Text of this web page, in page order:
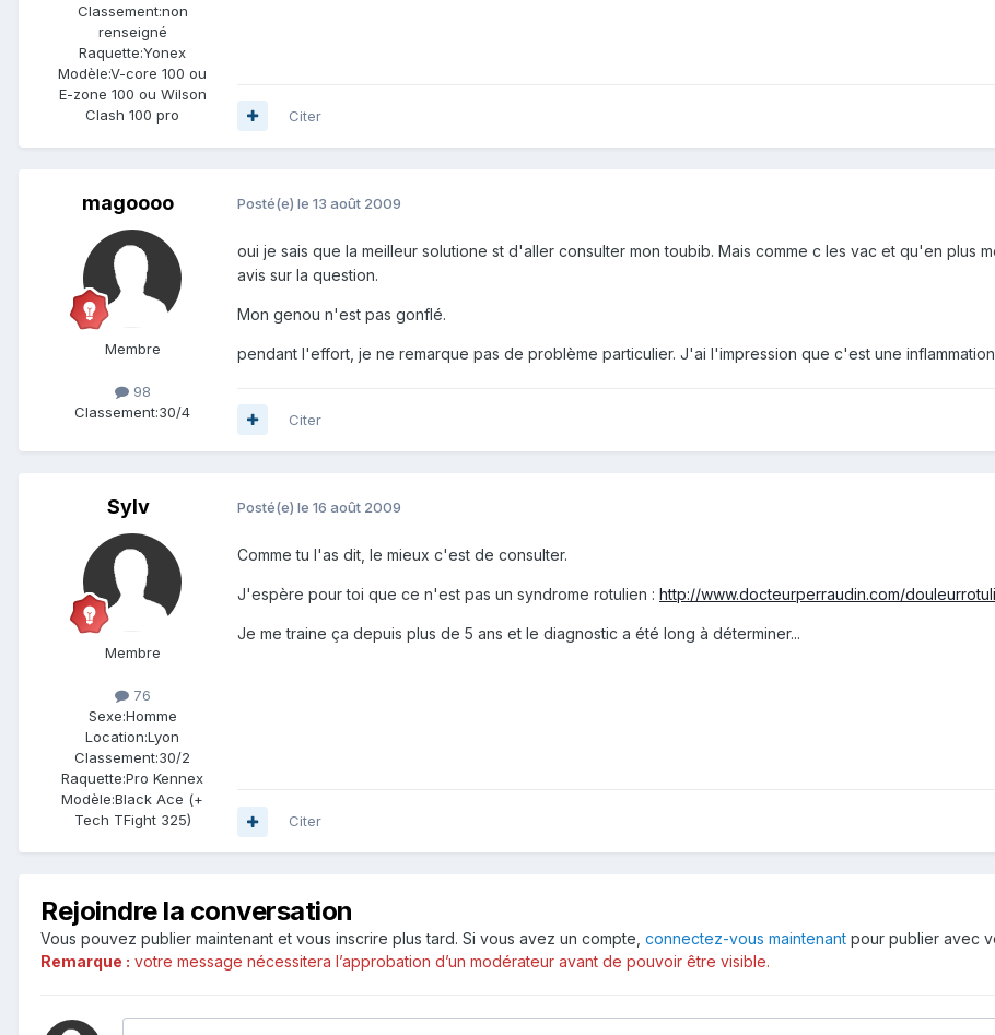
Classement:non
renseigné
Raquette:Yonex
Modèle:V-core 100 ou
E-zone 100 ou Wilson
Clash 100 pro
Citer
magoooo
Membre
98
Classement:30/4
Posté(e) le 13 août 2009
oui je sais que la meilleur solutione st d'aller consulter mon toubib. Mais comme c les vac et qu'en plus
avis sur la question.
Mon genou n'est pas gonflé.
pendant l'effort, je ne remarque pas de problème particulier. J'ai l'impression que c'est une
Citer
Sylv
Membre
76
Sexe:Homme
Location:Lyon
Classement:30/2
Raquette:Pro Kennex
Modèle:Black Ace (+
Tech TFight 325)
Posté(e) le 16 août 2009
Comme tu l'as dit, le mieux c'est de consulter.
J'espère pour toi que ce n'est pas un syndrome rotulien : http://www.docteurperraudin.com/
Je me traine ça depuis plus de 5 ans et le diagnostic a été long à déterminer...
Citer
Rejoindre la conversation
Vous pouvez publier maintenant et vous inscrire plus tard. Si vous avez un compte, connectez-vous maintenant pour publier avec
Remarque : votre message nécessitera l’approbation d’un modérateur avant de pouvoir être visible.